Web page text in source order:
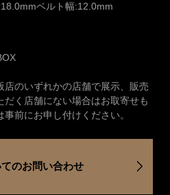
ベルト幅:12.0mm
のいずれかの店舗で展示、販売
く店舗にない場合はお取寄せも
前にお申し付けください。
のお問い合わせ